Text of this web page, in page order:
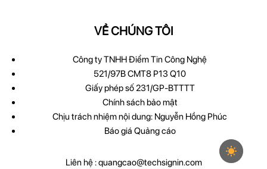
VỀ CHÚNG TÔI
Công ty TNHH Điểm Tin Công Nghệ
521/97B CMT8 P13 Q10
Giấy phép số 231/GP-BTTTT
Chính sách bảo mật
Chịu trách nhiệm nội dung: Nguyễn Hồng Phúc
Báo giá Quảng cáo
Liên hệ :quangcao@techsignin.com